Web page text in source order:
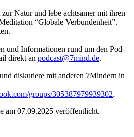
Natur und lebe achtsamer mit ihren
“Globale Verbundenheit”.
und Infor­ma­tio­nen rund um den Pod­
direkt an podcast@7mind.de.
diskutiere mit anderen 7Mindern in
groups/305387979939302.
am 07.09.2025 veröffentlicht.